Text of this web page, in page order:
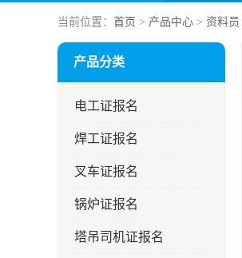
当前位置： 首页 > 产品中心 > 资料员
产品分类
电工证报名
焊工证报名
叉车证报名
锅炉证报名
塔吊司机证报名